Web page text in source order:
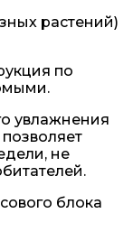
растений)
по
увлажнения
не
блока